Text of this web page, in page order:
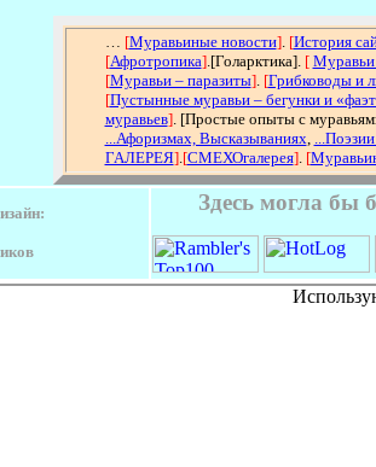
[Муравьиные новости]. [История
[Афротропика].[Голарктика]. [
[Муравьи – паразиты]. [Грибководы и
[Пустынные муравьи – бегунки и
муравьев]. [Простые опыты с
...Афоризмах, Высказываниях
ГАЛЕРЕЯ]. [СМЕХОгалерея]. [
Здесь могла бы